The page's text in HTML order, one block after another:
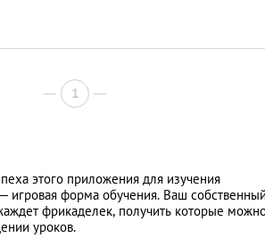
1
этого приложения для изучения
игровая форма обучения. Ваш
фрикаделек, получить которые
уроков.